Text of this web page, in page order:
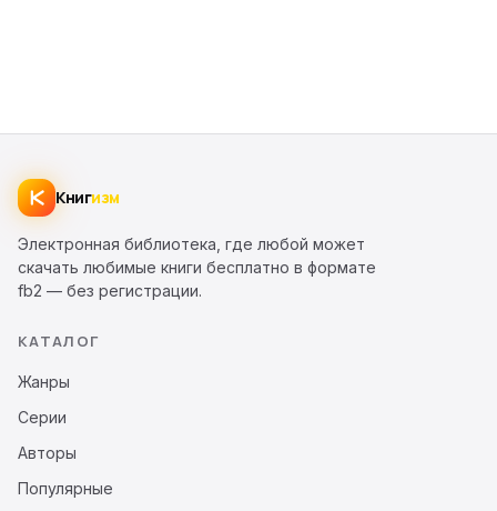
Книгизм
Электронная библиотека, где любой может
скачать любимые книги бесплатно в формате
fb2 — без регистрации.
КАТАЛОГ
Жанры
Серии
Авторы
Популярные